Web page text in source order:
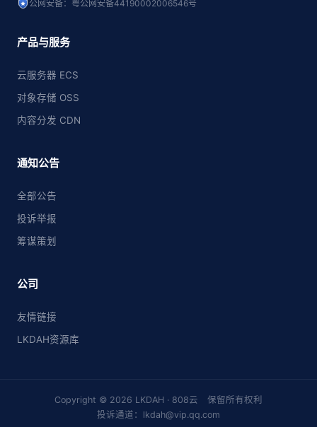
公网安备：粤公网安备44190002006546号
产品与服务
云服务器 ECS
对象存储 OSS
内容分发 CDN
通知公告
全部公告
投诉举报
筹谋策划
公司
友情链接
LKDAH资源库
Copyright © 2026 LKDAH · 808云 保留所有权利
投诉通道：lkdah@vip.qq.com